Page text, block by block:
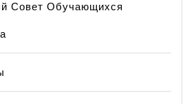
Совет Обучающихся